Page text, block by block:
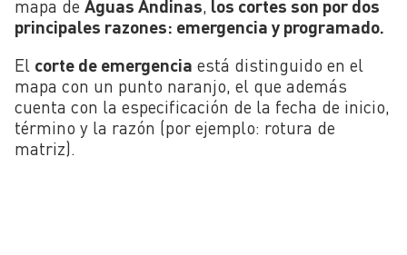
mapa de Aguas Andinas, los cortes son por dos
principales razones: emergencia y programado.
El corte de emergencia está distinguido en el
mapa con un punto naranjo, el que además
cuenta con la especificación de la fecha de inicio,
término y la razón (por ejemplo: rotura de
matriz).